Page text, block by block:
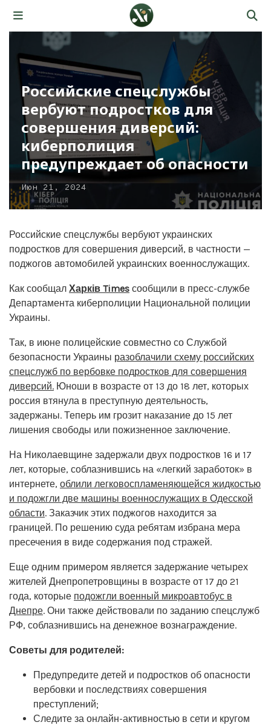
Российские спецслужбы
вербуют подростков для
совершения диверсий:
киберполиция
предупреждает об опасности
Июн 21, 2024
Российские спецслужбы вербуют украинских
подростков для совершения диверсий, в частности —
поджогов автомобилей украинских военнослужащих.
Как сообщал Харків Times сообщили в пресс-службе
Департамента киберполиции Национальной полиции
Украины.
Так, в июне полицейские совместно со Службой
безопасности Украины разоблачили схему российских
спецслужб по вербовке подростков для совершения
диверсий. Юноши в возрасте от 13 до 18 лет, которых
россия втянула в преступную деятельность,
задержаны. Теперь им грозит наказание до 15 лет
лишения свободы или пожизненное заключение.
На Николаевщине задержали двух подростков 16 и 17
лет, которые, соблазнившись на «легкий заработок» в
интернете, облили легковоспламеняющейся жидкостью
и подожгли две машины военнослужащих в Одесской
области. Заказчик этих поджогов находится за
границей. По решению суда ребятам избрана мера
пресечения в виде содержания под стражей.
Еще одним примером является задержание четырех
жителей Днепропетровщины в возрасте от 17 до 21
года, которые подожгли военный микроавтобус в
Днепре. Они также действовали по заданию спецслужб
РФ, соблазнившись на денежное вознаграждение.
Советы для родителей:
Предупредите детей и подростков об опасности
вербовки и последствиях совершения
преступлений;
Следите за онлайн-активностью в сети и кругом